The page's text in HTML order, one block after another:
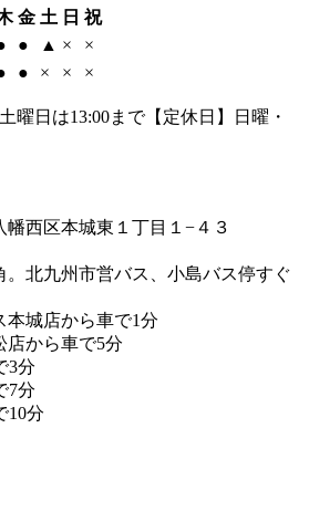
金 土 日 祝
● ▲ ×
×
● × × ×
曜日は13:00まで【定休日】日曜・
幡西区本城東１丁目１−４３
。北九州市営バス、小島バス停すぐ
本城店から車で1分
店から車で5分
3分
7分
10分